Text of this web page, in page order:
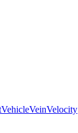
VehicleVeinVelocity